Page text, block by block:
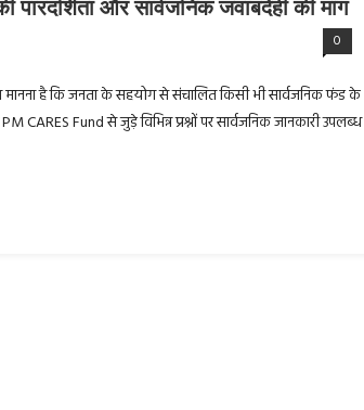
पारदर्शिता और सार्वजनिक जवाबदेही की मांग
0
मानना है कि जनता के सहयोग से संचालित किसी भी सार्वजनिक फंड के
CARES Fund से जुड़े विभिन्न प्रश्नों पर सार्वजनिक जानकारी उपलब्ध